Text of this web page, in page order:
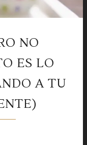
NO
ES LO
A TU